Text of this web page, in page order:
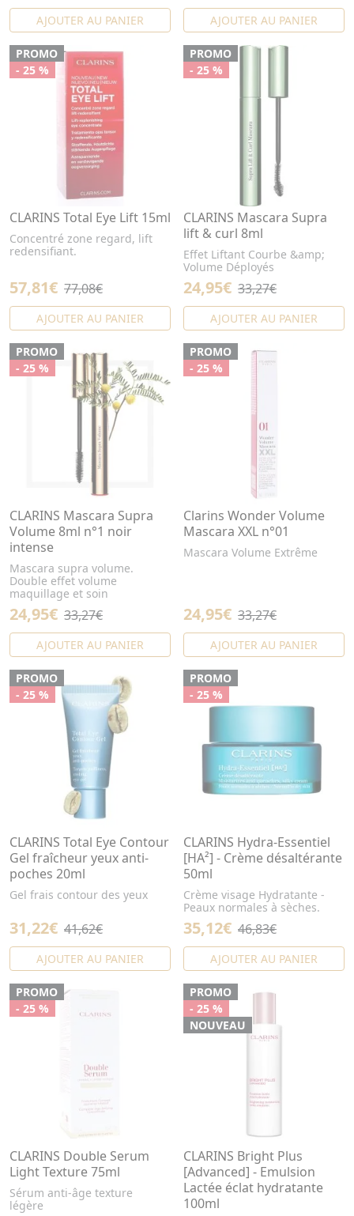
AJOUTER AU PANIER AJOUTER AU PANIER
PROMO
- 25 %
CLARINS Total Eye Lift 15ml
Concentré zone regard, lift
redensifiant.
57,81€ 77,08€
AJOUTER AU PANIER
PROMO
- 25 %
CLARINS Mascara Supra
lift & curl 8ml
Effet Liftant Courbe &amp;
Volume Déployés
24,95€ 33,27€
AJOUTER AU PANIER
PROMO
- 25 %
CLARINS Mascara Supra
Volume 8ml n°1 noir
intense
Mascara supra volume.
Double effet volume
maquillage et soin
24,95€ 33,27€
AJOUTER AU PANIER
PROMO
- 25 %
Clarins Wonder Volume
Mascara XXL n°01
Mascara Volume Extrême
24,95€ 33,27€
AJOUTER AU PANIER
PROMO
- 25 %
CLARINS Total Eye Contour
Gel fraîcheur yeux anti-
poches 20ml
Gel frais contour des yeux
31,22€ 41,62€
AJOUTER AU PANIER
PROMO
- 25 %
CLARINS Hydra-Essentiel
[HA²] - Crème désaltérante
50ml
Crème visage Hydratante -
Peaux normales à sèches.
35,12€ 46,83€
AJOUTER AU PANIER
PROMO
- 25 %
CLARINS Double Serum
Light Texture 75ml
Sérum anti-âge texture
légère
PROMO
- 25 %
NOUVEAU
CLARINS Bright Plus
[Advanced] - Emulsion
Lactée éclat hydratante
100ml